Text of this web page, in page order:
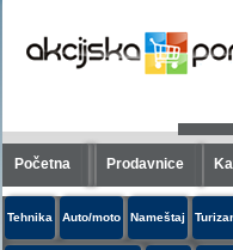
Početna Prodavnice
Tehnika Auto/moto Nameštaj